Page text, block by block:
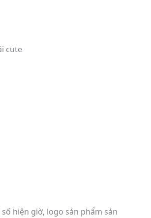
cute
hiện giờ, logo sản phẩm sản